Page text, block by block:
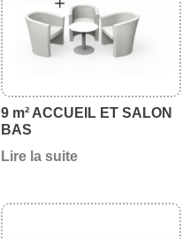
9 m² ACCUEIL ET SALON
BAS
Lire la suite